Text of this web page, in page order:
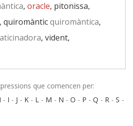
, oracle, pitonissa,
quiromànticquiromàntica,
, vident,
que comencen per:
- I - J - K - L - M - N - O - P - Q - R - S -